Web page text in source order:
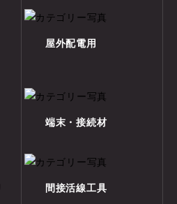
屋外配電用
端末・接続材
間接活線工具